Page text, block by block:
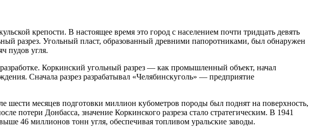
крепости. В настоящее время это город с населением почти тридцать девять
разрез. Угольный пласт, образованный древними папоротниками, был обнаружен
пудов угля.
Коркинский угольный разрез — как промышленный объект, начал
Сначала разрез разрабатывал «Челябинскуголь» — предприятие
месяцев подготовки миллион кубометров породы был поднят на поверхность,
потери Донбасса, значение Коркинского разреза стало стратегическим. В 1941
46 миллионов тонн угля, обеспечивая топливом уральские заводы.